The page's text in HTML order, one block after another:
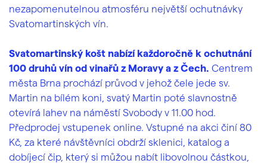
nezapomenutelnou atmosféru největší ochutnávky
Svatomartinských vín.
Svatomartinský košt nabízí každoročně k ochutnání
100 druhů vín od vinařů z Moravy a z Čech. Centrem
města Brna prochází průvod v jehož čele jede sv.
Martin na bílém koni, svatý Martin poté slavnostně
otevírá lahev na náměstí Svobody v 11.00 hod.
Předprodej vstupenek online. Vstupné na akci činí 80
Kč, za které návštěvníci obdrží sklenici, katalog a
dobíjecí čip, který si můžou nabít libovolnou částkou,